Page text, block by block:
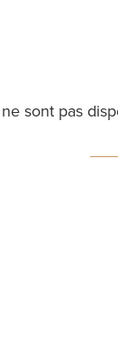
sont pas